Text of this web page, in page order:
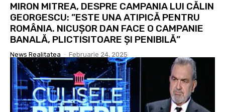
MIRON MITREA, DESPRE CAMPANIA LUI CĂLIN
GEORGESCU: ”ESTE UNA ATIPICĂ PENTRU
ROMÂNIA. NICUȘOR DAN FACE O CAMPANIE
BANALĂ, PLICTISITOARE ȘI PENIBILĂ”
News Realitatea - Februarie 24, 2025